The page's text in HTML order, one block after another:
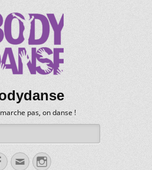
pas, on danse !
Facebook
EmailInstagram